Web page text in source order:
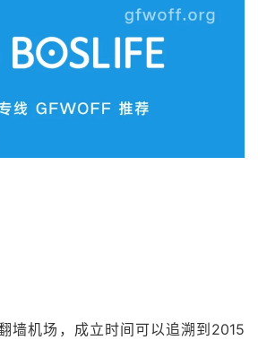
墙机场，成立时间可以追溯到2015